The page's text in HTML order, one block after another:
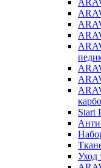
Start
Уход